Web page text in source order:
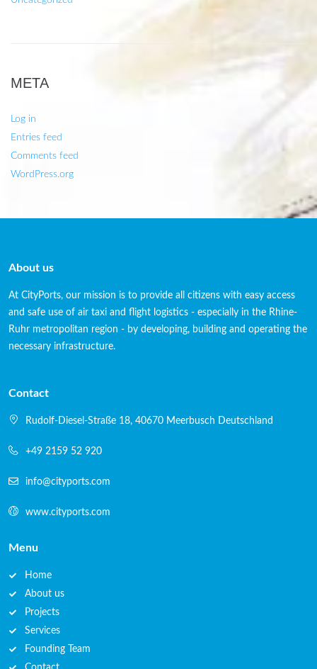
META
Log in
Entries feed
Comments feed
WordPress.org
About us
At CityPorts, our mission is to provide all citizens with easy access
and safe use of air taxi and flight logistics - especially in the Rhine-
Ruhr metropolitan region - by developing, building and operating the
necessary infrastructure.
Contact
Rudolf-Diesel-Straße 18, 40670 Meerbusch Deutschland
+49 2159 52 920
info@cityports.com
www.cityports.com
Menu
Home
About us
Projects
Services
Founding Team